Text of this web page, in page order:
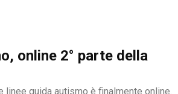
online 2° parte della
guida autismo è finalmente online.